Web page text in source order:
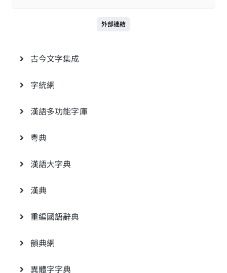
外部連結
古今文字集成
字統網
漢語多功能字庫
粵典
漢語大字典
漢典
重編國語辭典
韻典網
異體字字典